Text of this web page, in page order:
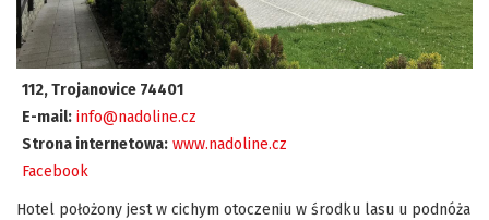
112, Trojanovice 74401
E-mail: info@nadoline.cz
Strona internetowa: www.nadoline.cz
Facebook
Hotel położony jest w cichym otoczeniu w środku lasu u podnóża